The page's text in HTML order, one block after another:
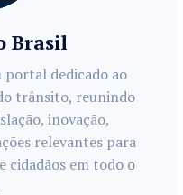
Brasil
portal dedicado ao
trânsito, reunindo
inovação,
relevantes para
cidadãos em todo o